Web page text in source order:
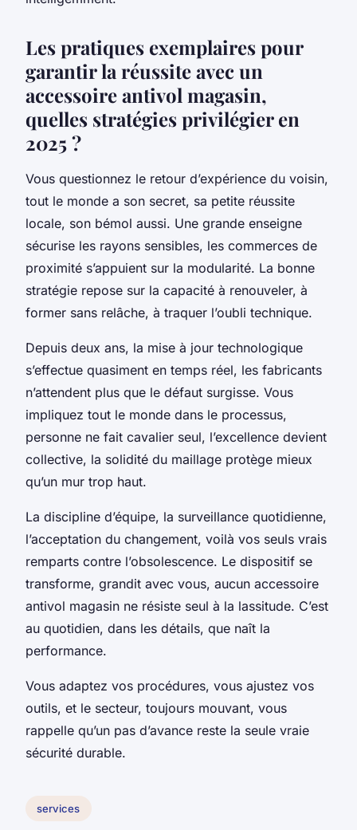
Les pratiques exemplaires pour
garantir la réussite avec un
accessoire antivol magasin,
quelles stratégies privilégier en
2025 ?
Vous questionnez le retour d’expérience du voisin,
tout le monde a son secret, sa petite réussite
locale, son bémol aussi. Une grande enseigne
sécurise les rayons sensibles, les commerces de
proximité s’appuient sur la modularité. La bonne
stratégie repose sur la capacité à renouveler, à
former sans relâche, à traquer l’oubli technique.
Depuis deux ans, la mise à jour technologique
s’effectue quasiment en temps réel, les fabricants
n’attendent plus que le défaut surgisse. Vous
impliquez tout le monde dans le processus,
personne ne fait cavalier seul, l’excellence devient
collective, la solidité du maillage protège mieux
qu’un mur trop haut.
La discipline d’équipe, la surveillance quotidienne,
l’acceptation du changement, voilà vos seuls vrais
remparts contre l’obsolescence. Le dispositif se
transforme, grandit avec vous, aucun accessoire
antivol magasin ne résiste seul à la lassitude. C’est
au quotidien, dans les détails, que naît la
performance.
Vous adaptez vos procédures, vous ajustez vos
outils, et le secteur, toujours mouvant, vous
rappelle qu’un pas d’avance reste la seule vraie
sécurité durable.
services